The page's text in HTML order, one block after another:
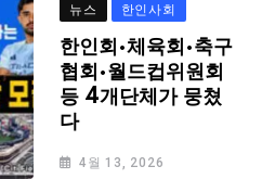
뉴스 한인사회
한인회·체육회·축구
협회·월드컵위원회
등 4개단체가 뭉쳤
다
4월 13, 2026